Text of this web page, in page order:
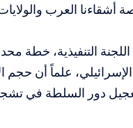
العرب والولايات
التنفيذية، خطة
الإسرائيلي، علماً أن
دور السلطة في تشجيع